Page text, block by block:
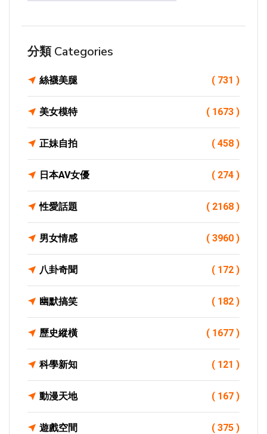
分類 Categories
絲襪美腿 ( 731 )
美女模特 ( 1673 )
正妹自拍 ( 458 )
日本AV女優 ( 274 )
性愛話題 ( 2168 )
男女情感 ( 3960 )
八卦奇聞 ( 172 )
幽默搞笑 ( 182 )
歷史縱橫 ( 1677 )
科學新知 ( 121 )
動漫天地 ( 167 )
遊戲空間 ( 375 )